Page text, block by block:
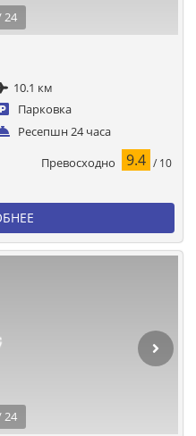
24
10.1 км
Парковка
Ресепшн 24 часа
Превосходно 9.4 / 10
24